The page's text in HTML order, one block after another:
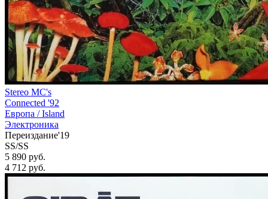
Stereo MC's
Connected '92
Европа /Island
Электроника
Переиздание'19
SS/SS
5 890 руб.
4 712 руб.